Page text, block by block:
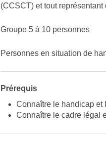
(CCSCT) et tout représentant
Groupe 5 à 10 personnes
Personnes en situation de
Prérequis
Connaître le handicap et
Connaître le cadre légal